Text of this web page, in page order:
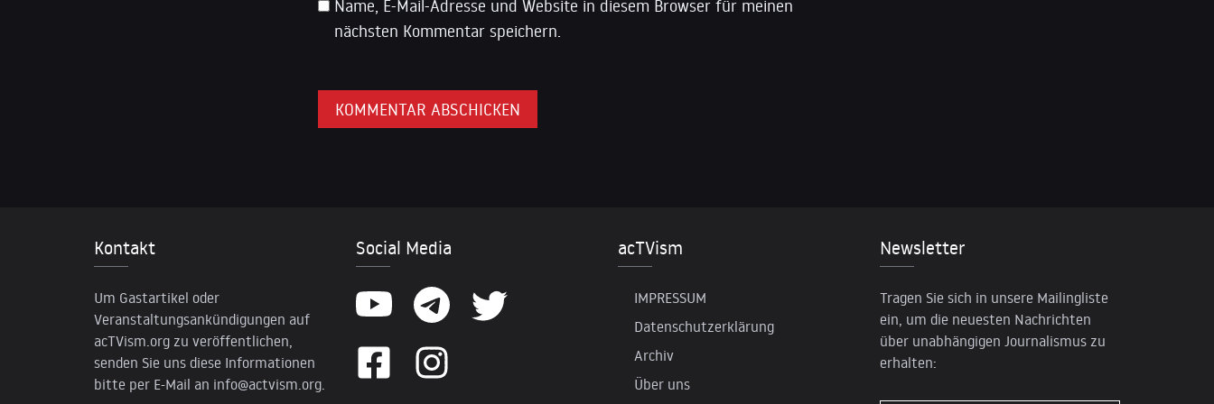
Name, E-Mail-Adresse und Website in diesem Browser für meinen
nächsten Kommentar speichern.
Kontakt
Um Gastartikel oder
Veranstaltungsankündigungen auf
acTVism.org zu veröffentlichen,
senden Sie uns diese Informationen
bitte per E-Mail an info@actvism.org.
Social Media acTVism
IMPRESSUM
Datenschutzerklärung
Archiv
Über uns
Newsletter
Tragen Sie sich in unsere Mailingliste
ein, um die neuesten Nachrichten
über unabhängigen Journalismus zu
erhalten: